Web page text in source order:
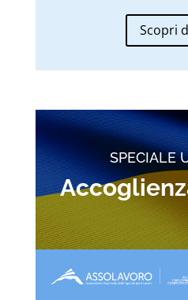
Scopri
SPECIALE